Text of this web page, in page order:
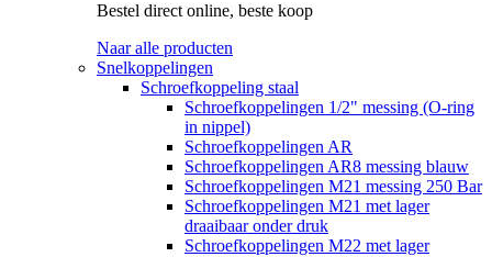
Bestel direct online, beste koop
Naar alle producten
Snelkoppelingen
Schroefkoppeling staal
Schroefkoppelingen 1/2" messing (O-ring
in nippel)
Schroefkoppelingen AR
Schroefkoppelingen AR8 messing blauw
Schroefkoppelingen M21 messing 250 Bar
Schroefkoppelingen M21 met lager
draaibaar onder druk
Schroefkoppelingen M22 met lager